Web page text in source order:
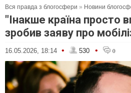
Вся правда з блогосфери » Новини
"Інакше країна просто
зробив заяву про
16.05.2026, 18:14 • 530 • 0